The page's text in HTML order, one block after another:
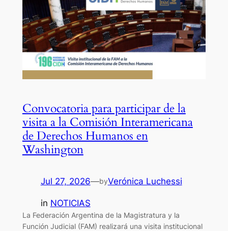
Convocatoria para participar de la
visita a la Comisión Interamericana
de Derechos Humanos en
Washington
Jul 27, 2026—byVerónica Luchessi
in NOTICIAS
La Federación Argentina de la Magistratura y la
Función Judicial (FAM) realizará una visita institucional